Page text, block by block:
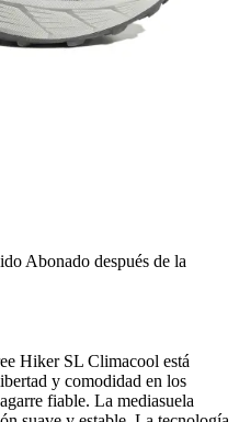
Abonado después de la
Hiker SL Climacool está
y comodidad en los
fiable. La mediasuela